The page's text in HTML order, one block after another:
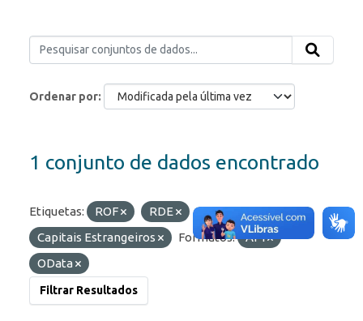
Ordenar por
1 conjunto de dados encontrado
Etiquetas: ROF
RDE
Capitais Estrangeiros
Formatos:
API
OData
Filtrar Resultados